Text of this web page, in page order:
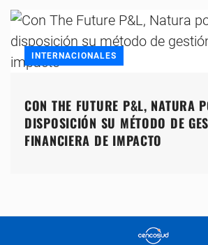
INTERNACIONALES
CON THE FUTURE P&L, NATURA
DISPOSICIÓN SU MÉTODO DE
FINANCIERA DE IMPACTO